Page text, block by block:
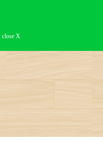
close X